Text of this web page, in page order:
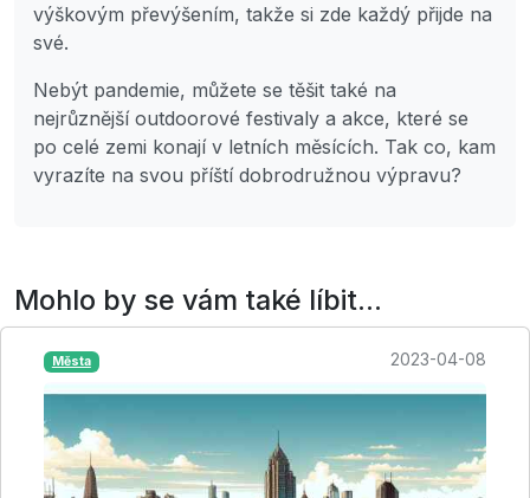
výškovým převýšením, takže si zde každý přijde na
své.
Nebýt pandemie, můžete se těšit také na
nejrůznější outdoorové festivaly a akce, které se
po celé zemi konají v letních měsících. Tak co, kam
vyrazíte na svou příští dobrodružnou výpravu?
Mohlo by se vám také líbit...
Města 2023-04-08